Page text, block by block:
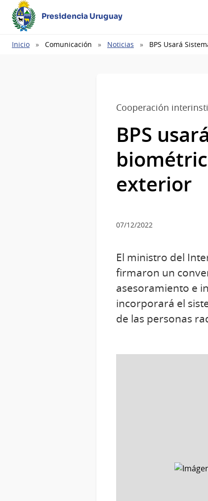
Presidencia Uruguay
Ruta
Inicio Comunicación Noticias BPS Usará
Cooperación
BPS
exterior
07/12/2022
El ministro del
firmaron un
asesoramiento e
incorporará el
de las personas